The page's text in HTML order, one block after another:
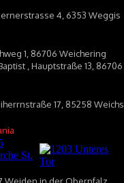
4, 6353 Weggis
1, 86706 Weichering
, Hauptstraße 13,
17, 85258 Weichs